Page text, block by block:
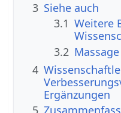
3 Siehe auch
3.1 Weitere
3.2
4
Ergänzungen